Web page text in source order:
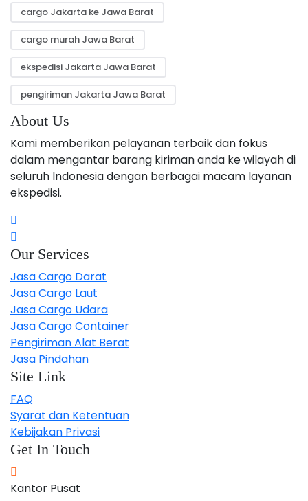
cargo Jakarta ke Jawa Barat
cargo murah Jawa Barat
ekspedisi Jakarta Jawa Barat
pengiriman Jakarta Jawa Barat
About Us
Kami memberikan pelayanan terbaik dan fokus
dalam mengantar barang kiriman anda ke wilayah di
seluruh Indonesia dengan berbagai macam layanan
ekspedisi.
Our Services
Jasa Cargo Darat
Jasa Cargo Laut
Jasa Cargo Udara
Jasa Cargo Container
Pengiriman Alat Berat
Jasa Pindahan
Site Link
FAQ
Syarat dan Ketentuan
Kebijakan Privasi
Get In Touch
Kantor Pusat